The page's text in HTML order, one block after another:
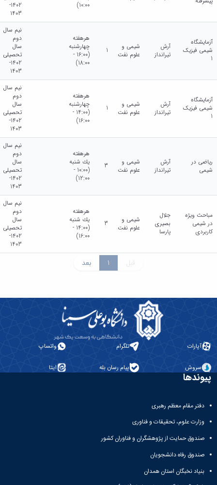
10:00)
1402-
1403
آزمایشگاه
شیمی فیزیک
1
آرش
تیرانداز
شیمی و
علوم نفت
1
هرهفته
چهارشنبه
(16:00 -
18:00)
نیم سال
دوم
سال
تحصیلی
1402-
1403
آزمایشگاه
شیمی فیزیک
1
آرش
تیرانداز
شیمی و
علوم نفت
1
هرهفته
چهارشنبه
(14:00 -
16:00)
نیم سال
دوم
سال
تحصیلی
1402-
1403
ریاضی در
شیمی
آرش
تیرانداز
شیمی و
علوم نفت
3
هرهفته
يك شنبه
(10:00 -
12:00)
نیم سال
دوم
سال
تحصیلی
1402-
1403
مباحث ویژه
در شیمی
کاربردی
جلال
بصیری
پارسا
شیمی و
علوم نفت
3
هرهفته
يك شنبه
(14:00 -
16:00)
نیم سال
دوم
سال
تحصیلی
1402-
1403
قبل 1 بعد
آپارات تلگرام واتساپ
سروش پیام رسان بله ایتا
پیوندها
دفتر مقام معظم رهبری
وزارت علوم، تحقیقات و فناوری
صندوق حمایت از پژوهشگران و فناوران کشور
صندوق رفاه دانشجویان
بنیاد نخبگان استان همدان